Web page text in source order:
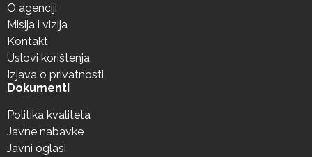
O agenciji
Misija i vizija
Kontakt
Uslovi korištenja
Izjava o privatnosti
Dokumenti
Politika kvaliteta
Javne nabavke
Javni oglasi